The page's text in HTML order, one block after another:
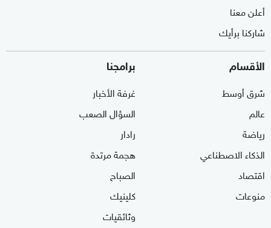
أعلن معنا
شاركنا برأيك
الأقسام
شرق أوسط
عالم
رياضة
الذكاء الاصطناعي
اقتصاد
منوعات
برامجنا
غرفة الأخبار
السؤال الصعب
رادار
هجمة مرتدة
الصباح
كلينيك
وثائقيات